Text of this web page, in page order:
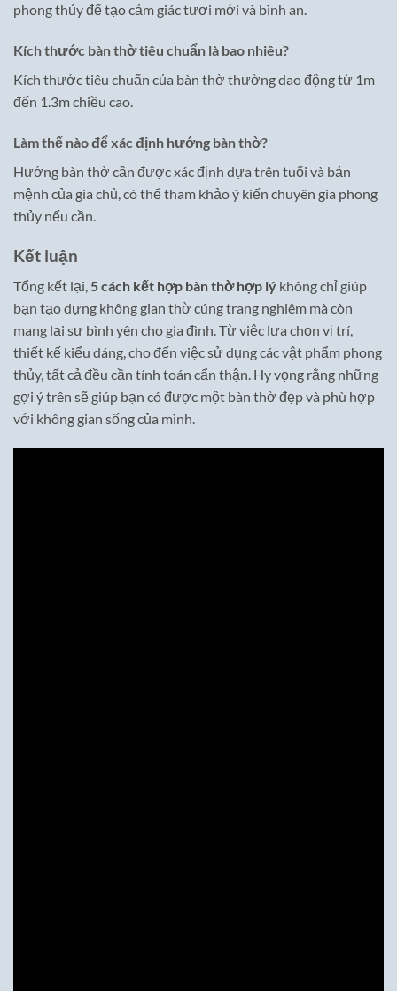
phong thủy để tạo cảm giác tươi mới và bình an.
Kích thước bàn thờ tiêu chuẩn là bao nhiêu?
Kích thước tiêu chuẩn của bàn thờ thường dao động từ 1m
đến 1.3m chiều cao.
Làm thế nào để xác định hướng bàn thờ?
Hướng bàn thờ cần được xác định dựa trên tuổi và bản
mệnh của gia chủ, có thể tham khảo ý kiến chuyên gia phong
thủy nếu cần.
Kết luận
Tổng kết lại,5 cách kết hợp bàn thờ hợp lý không chỉ giúp
bạn tạo dựng không gian thờ cúng trang nghiêm mà còn
mang lại sự bình yên cho gia đình. Từ việc lựa chọn vị trí,
thiết kế kiểu dáng, cho đến việc sử dụng các vật phẩm phong
thủy, tất cả đều cần tính toán cẩn thận. Hy vọng rằng những
gợi ý trên sẽ giúp bạn có được một bàn thờ đẹp và phù hợp
với không gian sống của mình.